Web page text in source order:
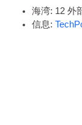
海湾: 12 外
信息: